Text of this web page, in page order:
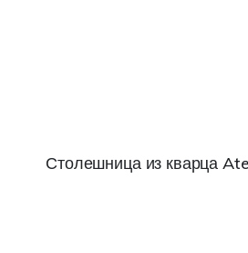
Столешница из кварца